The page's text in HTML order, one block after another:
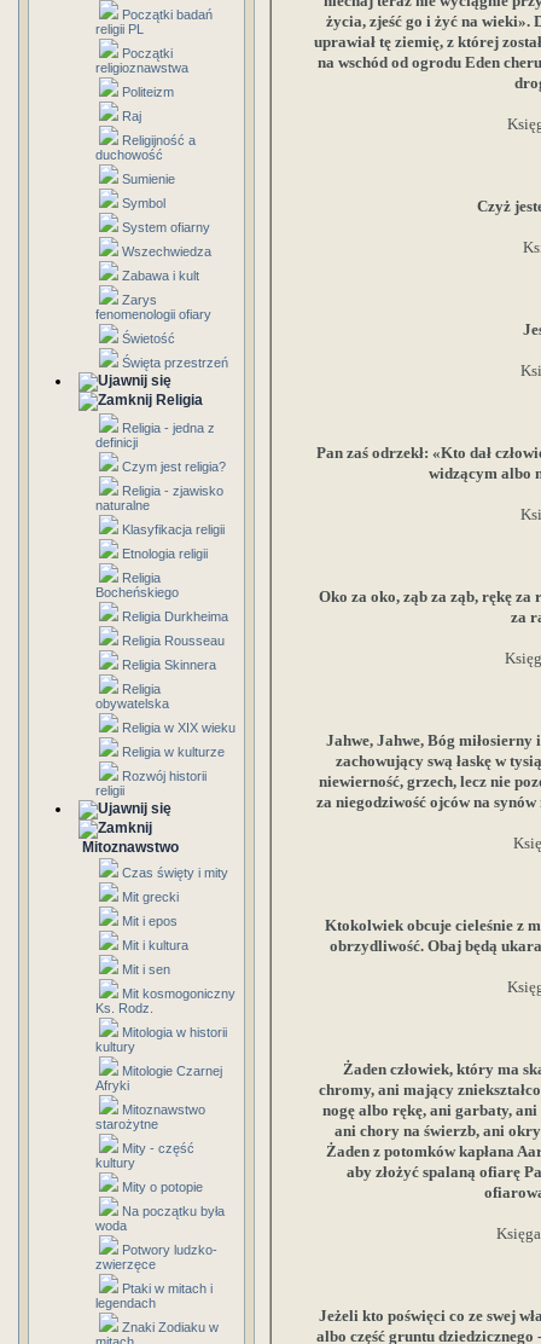
Początki badań
religii PL
Początki
religioznawstwa
Politeizm
Raj
Religijność a
duchowość
Sumienie
Symbol
System ofiarny
Wszechwiedza
Zabawa i kult
Zarys
fenomenologii ofiary
Świetość
Święta przestrzeń
Religia
Religia - jedna z
definicji
Czym jest religia?
Religia - zjawisko
naturalne
Klasyfikacja religii
Etnologia religii
Religia
Bocheńskiego
Religia Durkheima
Religia Rousseau
Religia Skinnera
Religia
obywatelska
Religia w XIX wieku
Religia w kulturze
Rozwój historii
religii
Mitoznawstwo
Czas święty i mity
Mit grecki
Mit i epos
Mit i kultura
Mit i sen
Mit kosmogoniczny
Ks. Rodz.
Mitologia w historii
kultury
Mitologie Czarnej
Afryki
Mitoznawstwo
starożytne
Mity - część
kultury
Mity o potopie
Na początku była
woda
Potwory ludzko-
zwierzęce
Ptaki w mitach i
legendach
Znaki Zodiaku w
życia, zjeść go i żyć na wieki».
uprawiał tę ziemię, z której
na wschód od ogrodu Eden
Czyż
Pan zaś odrzekł: «Kto dał
widzącym albo
Oko za oko, ząb za ząb, rękę za
za
Jahwe, Jahwe, Bóg
zachowujący swą łaskę w
niewierność, grzech, lecz nie
za niegodziwość ojców na
Ktokolwiek obcuje cieleśnie z
obrzydliwość. Obaj będą
Żaden człowiek, który ma
chromy, ani mający
nogę albo rękę, ani garbaty,
ani chory na świerzb, ani
Żaden z potomków kapłana
aby złożyć spalaną ofiarę
Jeżeli kto poświęci co ze swej
albo część gruntu